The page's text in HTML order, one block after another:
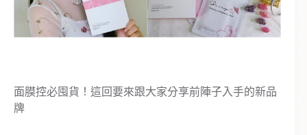
面膜控必囤貨！這回要來跟大家分享前陣子入手的新品
牌